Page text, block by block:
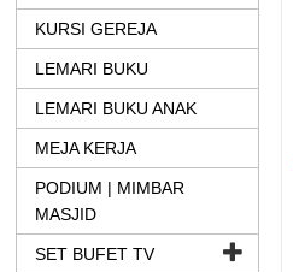
KURSI GEREJA
LEMARI BUKU
LEMARI BUKU ANAK
MEJA KERJA
PODIUM | MIMBAR
MASJID
SET BUFET TV